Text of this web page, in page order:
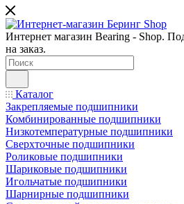
Интернет магазин Bearing - Shop.
на заказ.
Каталог
Закрепляемые подшипники
Комбинированные подшипники
Низкотемпературные подшипники
Сверхточные подшипники
Роликовые подшипники
Шариковые подшипники
Игольчатые подшипники
Шарнирные подшипники